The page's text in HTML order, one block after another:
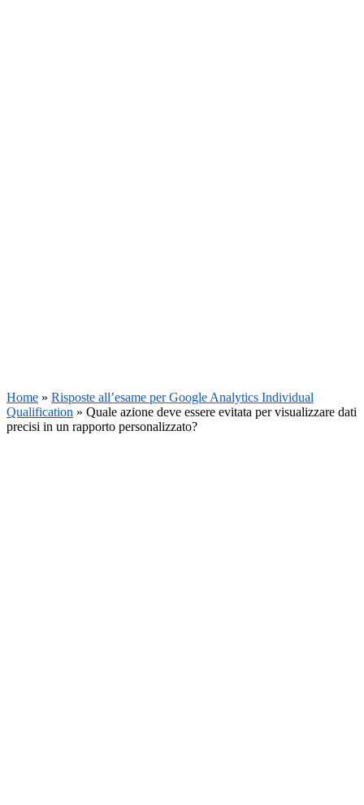
Home » Risposte all’esame per Google Analytics Individual
Qualification » Quale azione deve essere evitata per visualizzare dati
precisi in un rapporto personalizzato?